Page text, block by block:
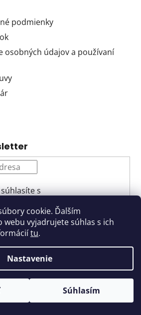
cookie. Ďalším
vyjadrujete súhlas s ich
tu.
Nastavenie
Súhlasím
podmienky
osobných údajov a používaní
s